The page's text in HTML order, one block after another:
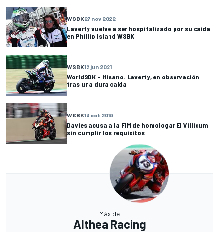
WSBK27 nov 2022
Laverty vuelve a ser hospitalizado por su caída
en Phillip Island WSBK
WSBK12 jun 2021
WorldSBK – Misano: Laverty, en observación
tras una dura caída
WSBK13 oct 2019
Davies acusa a la FIM de homologar El Villicum
sin cumplir los requisitos
Más de
Althea Racing